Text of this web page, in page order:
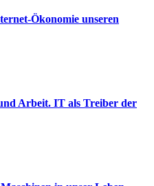
Ökonomie unseren
Arbeit. IT als Treiber der